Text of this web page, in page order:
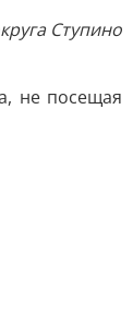
Ступино
не посещая